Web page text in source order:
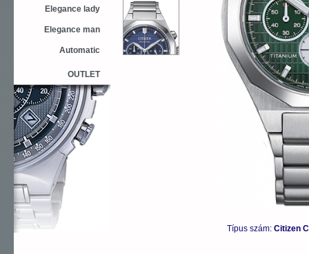
Elegance lady
Elegance man
Automatic
OUTLET
Típus szám: Citizen